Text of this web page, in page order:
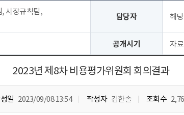
시장규칙팀,
담당자 해
공개시기 자
2023년 제8차 비용평가위원회 회의결과
일 2023/09/08 13:54 작성자 김한솔 조회수